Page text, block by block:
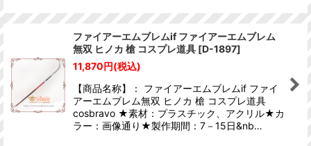
ファイアーエムブレムif ファイアーエムブレム
無双 ヒノカ 槍 コスプレ道具 [D-1897]
11,870円(税込)
【商品名称】： ファイアーエムブレムif ファイ
アーエムブレム無双 ヒノカ 槍 コスプレ道具
cosbravo ★素材：プラスチック、アクリル★カ
ラー：画像通り★製作期間：7－15日&nb…